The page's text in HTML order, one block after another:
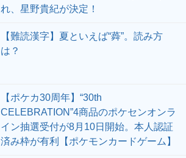
れ、星野貴紀が決定！
【難読漢字】夏といえば“蕣”。読み方
は？
【ポケカ30周年】“30th
CELEBRATION”4商品のポケセンオンラ
イン抽選受付が8月10日開始。本人認証
済み枠が有利【ポケモンカードゲーム】